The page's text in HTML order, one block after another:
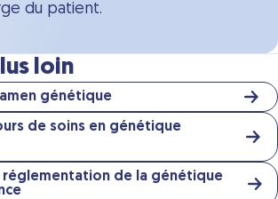
du patient.
loin
génétique
de soins en génétique
de la génétique